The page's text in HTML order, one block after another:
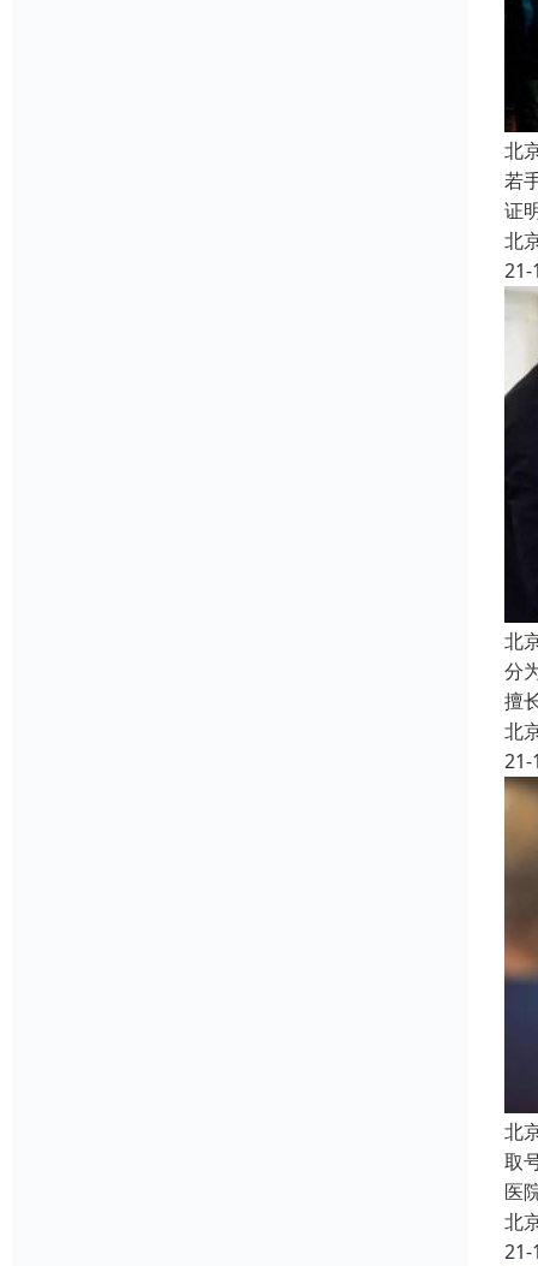
北
若
证
北
21-
北
分
擅
北
21-
北
取
医
北
21-